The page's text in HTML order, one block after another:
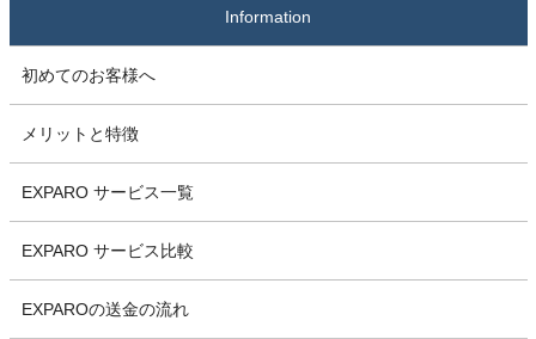
Information
初めてのお客様へ
メリットと特徴
EXPARO サービス一覧
EXPARO サービス比較
EXPAROの送金の流れ